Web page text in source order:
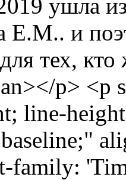
ушла
Е.М.. и
тех,
p>
line-
family: